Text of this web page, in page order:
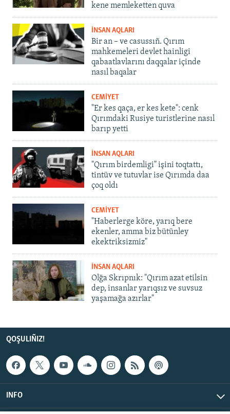
kene memleketten quva
İNSAN AQLARI
Bir an – ve casussıñ. Qırım
mahkemeleri devlet hainligi
qabaatlavlarını daqqalar içinde
nasıl baqalar
CEMİYET
"Er kes qaça, er kes kete": cenk
Qırımdaki Rusiye turistlerine nasıl
barıp yetti
İNSAN AQLARI
"Qırım birdemligi" işini toqtattı,
tintüv ve tutuvlar ise Qırımda daa
çoq oldı
CEMİYET
"Haberlerge köre, yarıq bere
ekenler, amma biz bütünley
ekektriksizmiz"
İNSAN AQLARI
Olğa Skrıpnık: "Qırım azat etilsin
dep, insanlar yarıqsız ve suvsuz
yaşamağa azırlar"
QOŞULIÑIZ!
INFO